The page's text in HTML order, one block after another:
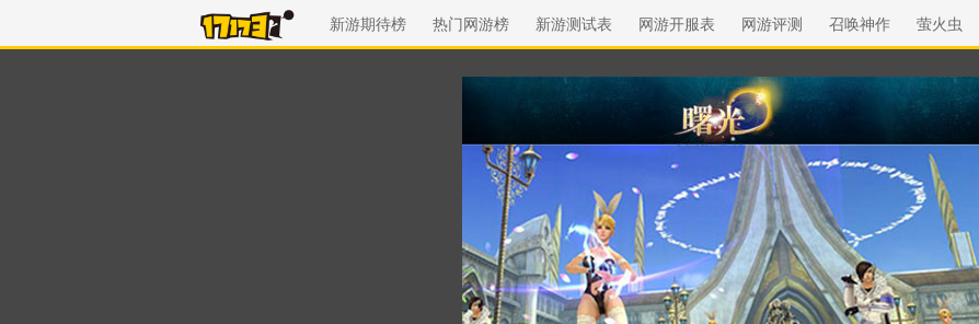
新游期待榜 热门网游榜 新游测试表 网游开服表 网游评测 召唤神作 萤火虫